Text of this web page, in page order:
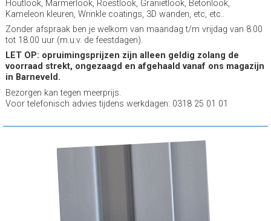
Houtlook, Marmerlook, Roestlook, Granietlook, Betonlook,
Kameleon kleuren, Wrinkle coatings, 3D wanden, etc, etc..
Zonder afspraak ben je welkom van maandag t/m vrijdag van 8.00
tot 18.00 uur (m.u.v. de feestdagen).
LET OP: opruimingsprijzen zijn alleen geldig zolang de
voorraad strekt, ongezaagd en afgehaald vanaf ons magazijn
in Barneveld.
Bezorgen kan tegen meerprijs.
Voor telefonisch advies tijdens werkdagen: 0318 25 01 01